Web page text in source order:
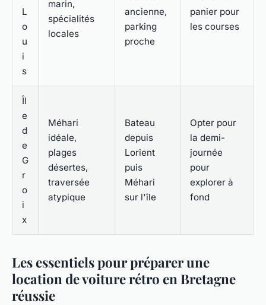
L
o
u
i
s
marin,
spécialités
locales
ancienne,
parking
proche
panier pour
les courses
Îl
e
d
e
G
r
o
i
x
Méhari
idéale,
plages
désertes,
traversée
atypique
Bateau
depuis
Lorient
puis
Méhari
sur l'île
Opter pour
la demi-
journée
pour
explorer à
fond
Les essentiels pour préparer une
location de voiture rétro en Bretagne
réussie